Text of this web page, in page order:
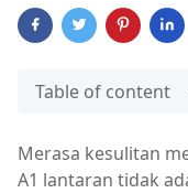
Table of content
Merasa kesulitan
A1 lantaran tidak